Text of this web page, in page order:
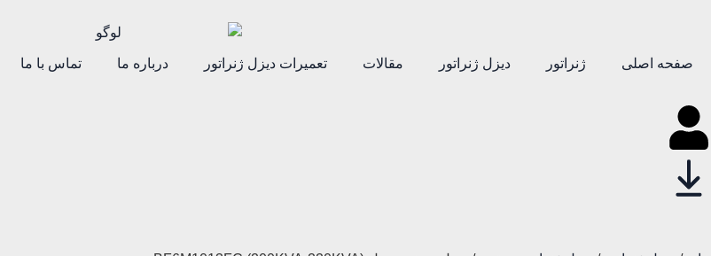
صفحه اصلی ژنراتور دیزل ژنراتور مقالات تعمیرات دیزل ژنراتور درباره ما تماس با ما